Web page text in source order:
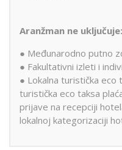
Aranžman ne uključuje:
● Međunarodno putno
● Fakultativni izleti i
● Lokalna turistička eco
turistička eco taksa
prijave na recepciji
lokalnoj kategorizaciji